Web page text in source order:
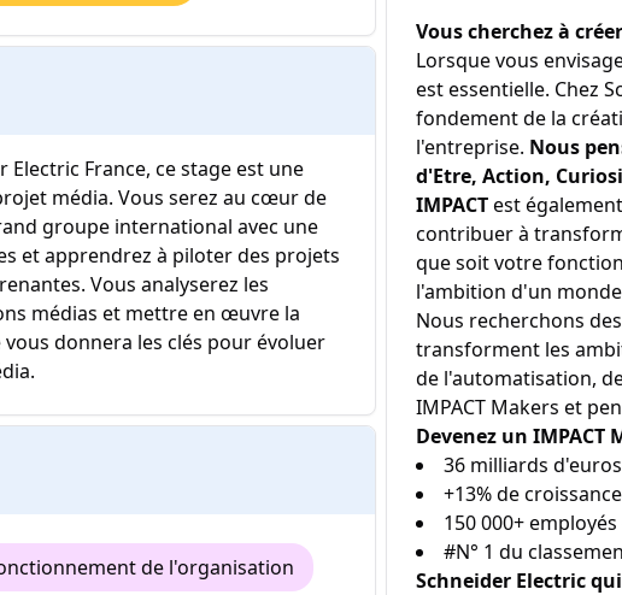
Electric France, ce stage est une
média. Vous serez au cœur de
groupe international avec une
et apprendrez à piloter des projets
Vous analyserez les
médias et mettre en œuvre la
donnera les clés pour évoluer
de l'organisation
Vous cherchez à
Lorsque vous
est essentielle. Chez
fondement de la
l'entreprise. Nous
d'Etre, Action,
IMPACTest
contribuer à
que soit votre
l'ambition d'un
Nous recherchons
transforment les
de l'automatisation,
IMPACT Makers et
Devenez un
36 milliards
+13% de
150 000+
#N° 1 du
Schneider Electric